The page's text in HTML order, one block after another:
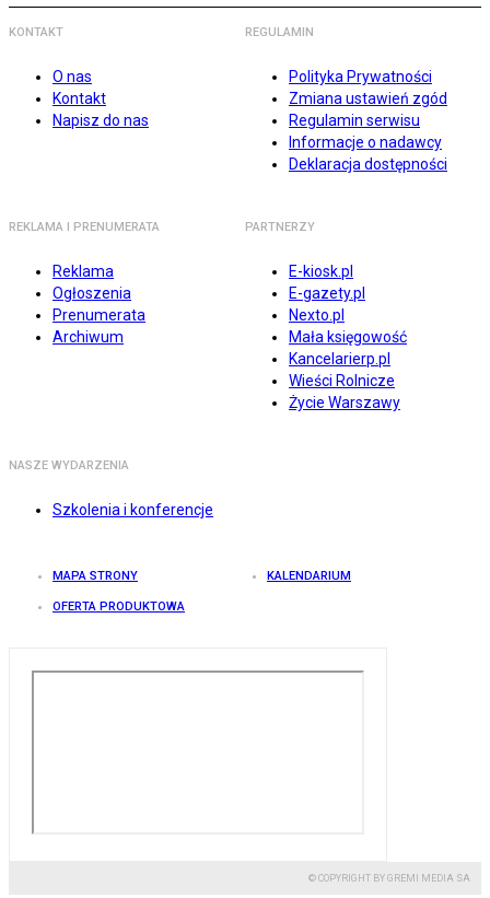
KONTAKT
O nas
Kontakt
Napisz do nas
REGULAMIN
Polityka Prywatności
Zmiana ustawień zgód
Regulamin serwisu
Informacje o nadawcy
Deklaracja dostępności
REKLAMA I PRENUMERATA
Reklama
Ogłoszenia
Prenumerata
Archiwum
PARTNERZY
E-kiosk.pl
E-gazety.pl
Nexto.pl
Mała księgowość
Kancelarierp.pl
Wieści Rolnicze
Życie Warszawy
NASZE WYDARZENIA
Szkolenia i konferencje
MAPA STRONY KALENDARIUM
OFERTA PRODUKTOWA
© COPYRIGHT BY GREMI MEDIA SA